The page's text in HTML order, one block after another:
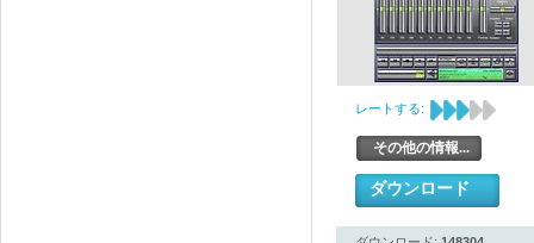
レートする:
その他の情報...
ダウンロード